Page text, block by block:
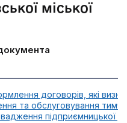
міської
договорів, які
та обслуговування
підприємницької